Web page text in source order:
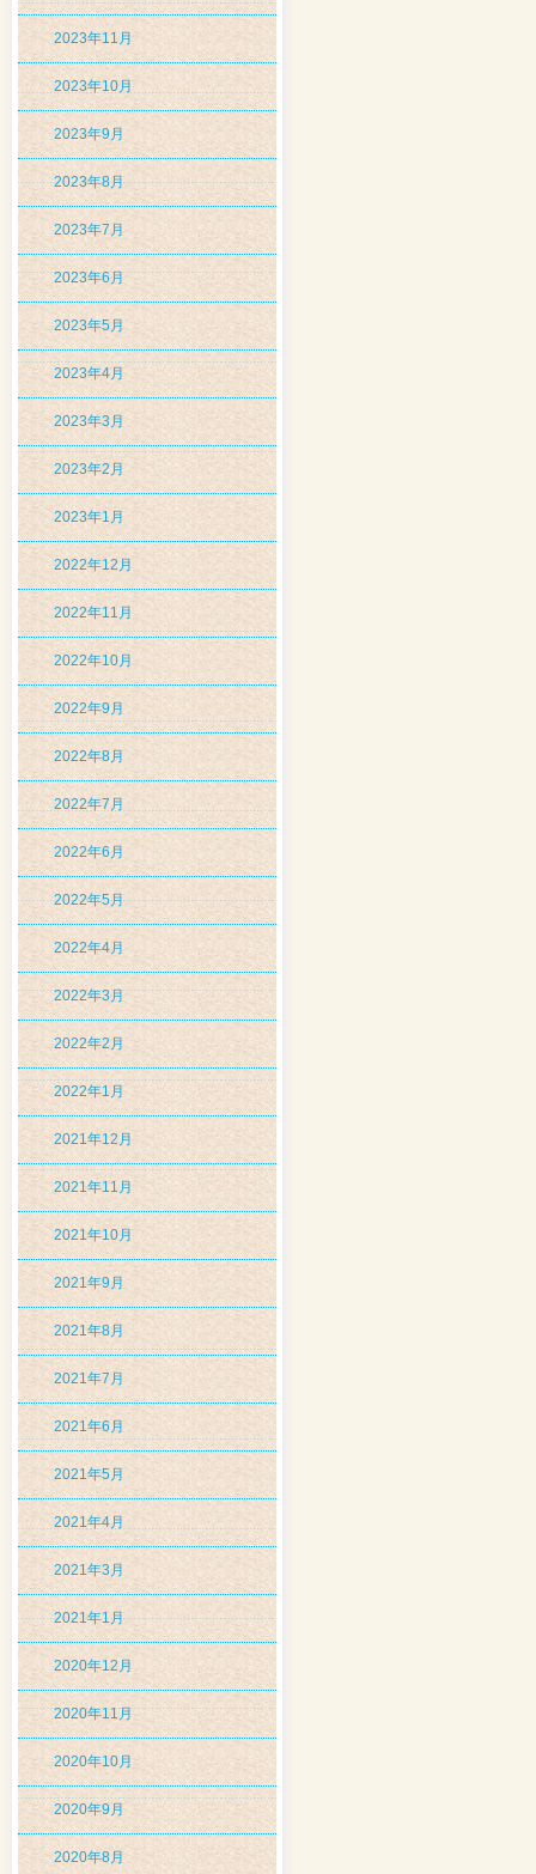
2023年11月
2023年10月
2023年9月
2023年8月
2023年7月
2023年6月
2023年5月
2023年4月
2023年3月
2023年2月
2023年1月
2022年12月
2022年11月
2022年10月
2022年9月
2022年8月
2022年7月
2022年6月
2022年5月
2022年4月
2022年3月
2022年2月
2022年1月
2021年12月
2021年11月
2021年10月
2021年9月
2021年8月
2021年7月
2021年6月
2021年5月
2021年4月
2021年3月
2021年1月
2020年12月
2020年11月
2020年10月
2020年9月
2020年8月